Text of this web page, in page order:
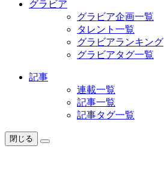
グラビア
グラビア企画一覧
タレント一覧
グラビアランキング
グラビアタグ一覧
記事
連載一覧
記事一覧
記事タグ一覧
閉じる